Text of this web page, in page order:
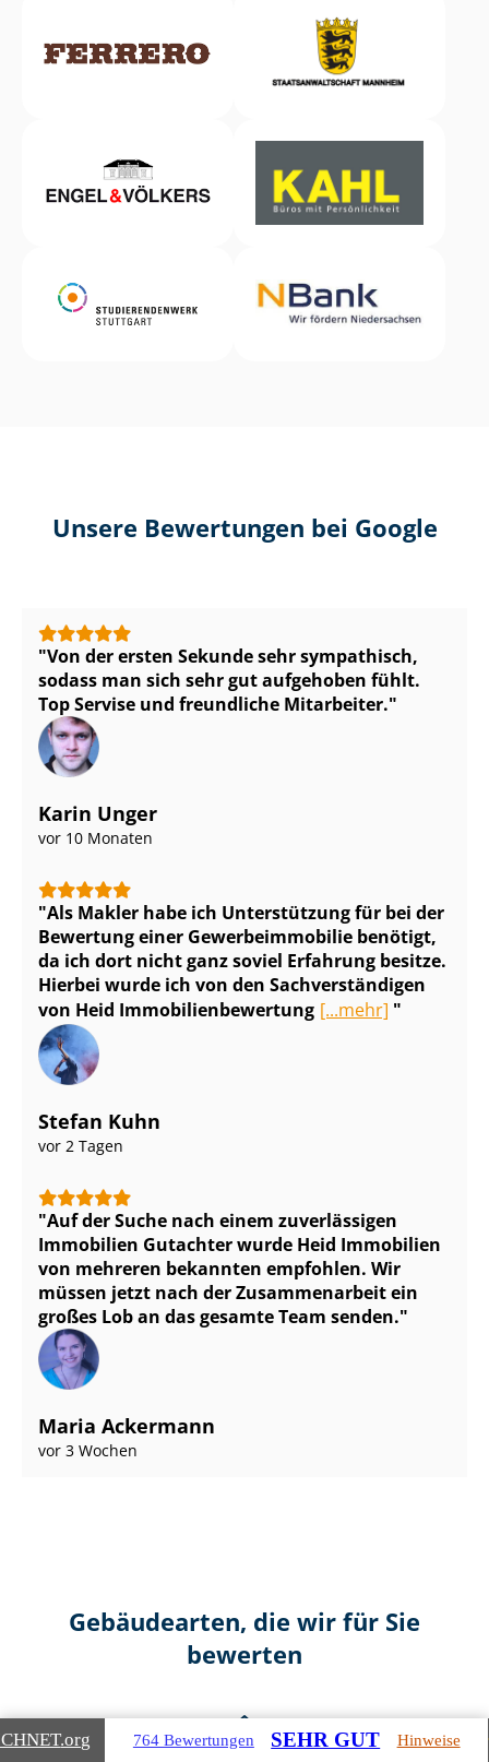
Unsere Bewertungen bei Google
Von der ersten Sekunde sehr sympathisch,
sodass man sich sehr gut aufgehoben fühlt.
Top Servise und freundliche Mitarbeiter.
Karin Unger
vor 10 Monaten
Als Makler habe ich Unterstützung für bei der
Bewertung einer Ge­wer­be­im­mo­bi­lie benötigt,
da ich dort nicht ganz soviel Erfahrung besitze.
Hierbei wurde ich von den Sach­ver­stän­di­gen
von Heid Im­mo­bi­li­en­be­wer­tung [...mehr]
Stefan Kuhn
vor 2 Tagen
Auf der Suche nach einem zuverlässigen
Immobilien Gutachter wurde Heid Immobilien
von mehreren bekannten empfohlen. Wir
müssen jetzt nach der Zusammenarbeit ein
großes Lob an das gesamte Team senden.
Maria Ackermann
vor 3 Wochen
Gebäudearten, die wir für Sie
bewerten
.org 764 Bewertungen SEHR GUT Hinweise